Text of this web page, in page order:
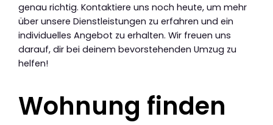
genau richtig. Kontaktiere uns noch heute, um mehr
über unsere Dienstleistungen zu erfahren und ein
individuelles Angebot zu erhalten. Wir freuen uns
darauf, dir bei deinem bevorstehenden Umzug zu
helfen!
Wohnung finden